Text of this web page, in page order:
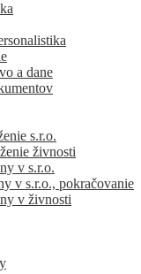
a dane
s.r.o.
živnosti
v s.r.o.
v s.r.o., pokračovanie
v živnosti